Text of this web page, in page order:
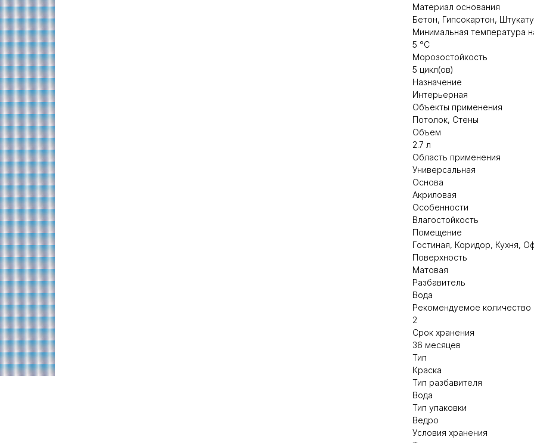
Материал основания
Бетон, Гипсокартон,
Минимальная температура
5 °C
Морозостойкость
5 цикл(ов)
Назначение
Интерьерная
Объекты применения
Потолок, Стены
Объем
2.7 л
Область применения
Универсальная
Основа
Акриловая
Особенности
Влагостойкость
Помещение
Гостиная, Коридор, Кухня,
Поверхность
Матовая
Разбавитель
Вода
Рекомендуемое количество
2
Срок хранения
36 месяцев
Тип
Краска
Тип разбавителя
Вода
Тип упаковки
Ведро
Условия хранения